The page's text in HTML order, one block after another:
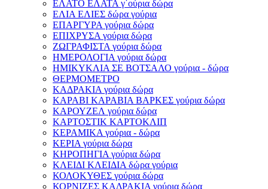
ΕΛΑΤΟ ΕΛΑΤΑ γ΄ούρια δώρα
ΕΛΙΑ ΕΛΙΕΣ δώρα γούρια
ΕΠΑΡΓΥΡΑ γούρια δώρα
ΕΠΙΧΡΥΣΑ γούρια δώρα
ΖΩΓΡΑΦΙΣΤΑ γούρια δώρα
ΗΜΕΡΟΛΟΓΙΑ γούρια δώρα
ΗΜΙΚΥΚΛΙΑ ΣΕ ΒΟΤΣΑΛΟ γούρια - δώρα
ΘΕΡΜΟΜΕΤΡΟ
ΚΑΔΡΑΚΙΑ γούρια δώρα
ΚΑΡΑΒΙ ΚΑΡΑΒΙΑ ΒΑΡΚΕΣ γούρια δώρα
ΚΑΡΟΥΖΕΛ γούρια δώρα
ΚΑΡΤΟΣΤΙΚ ΚΑΡΤΟΚΛΙΠ
ΚΕΡΑΜΙΚΑ γούρια - δώρα
ΚΕΡΙΑ γούρια δώρα
ΚΗΡΟΠΗΓΙΑ γούρια δώρα
ΚΛΕΙΔΙ ΚΛΕΙΔΙΑ δώρα γούρια
ΚΟΛΟΚΥΘΕΣ γούρια δώρα
ΚΟΡΝΙΖΕΣ ΚΑΔΡΑΚΙΑ γούρια δώρα